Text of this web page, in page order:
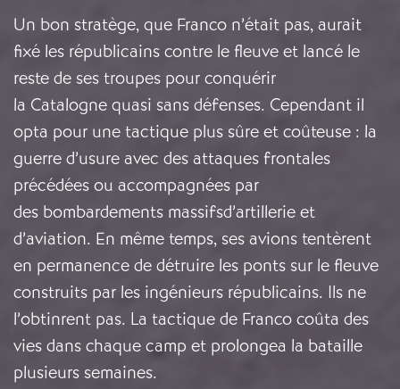
Un bon stratège, que Franco n’était pas, aurait
fixé les républicains contre le fleuve et lancé le
reste de ses troupes pour conquérir
la Catalogne quasi sans défenses. Cependant il
opta pour une tactique plus sûre et coûteuse : la
guerre d’usure avec des attaques frontales
précédées ou accompagnées par
des bombardements massifsd’artillerie et
d’aviation. En même temps, ses avions tentèrent
en permanence de détruire les ponts sur le fleuve
construits par les ingénieurs républicains. Ils ne
l’obtinrent pas. La tactique de Franco coûta des
vies dans chaque camp et prolongea la bataille
plusieurs semaines.